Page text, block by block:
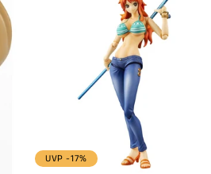
UVP -17%